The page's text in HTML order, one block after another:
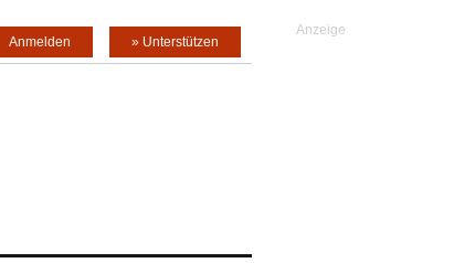
» Unterstützen
Anmelden